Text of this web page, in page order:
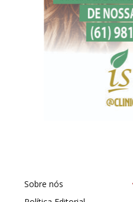
Sobre nós